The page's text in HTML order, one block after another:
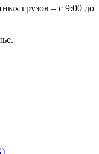
грузов – с 9:00 до